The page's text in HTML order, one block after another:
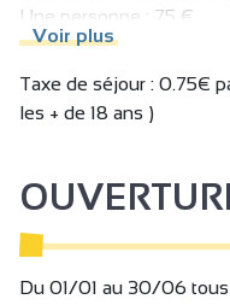
Une personne : 75 €
Deux personnes : 83 €
séparés, supplément de
Personne
Taxe de séjour : 0.75€
les + de 18 ans ).
Taxe de séjour non
Voir plus
Taxe de séjour : 0.75€
les + de 18 ans )
Du 01/01 au 30/06